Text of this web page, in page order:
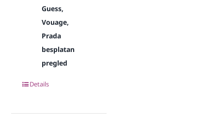
Guess,
Vouage,
Prada
besplatan
pregled
Details